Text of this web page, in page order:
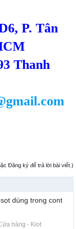
P. Tân
Thanh
Đăng ký để trả lời bài viết.)
dùng trong cont
hàng - Kiot